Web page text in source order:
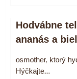
Hodvábne
ananás a
osmother, ktorý
Hýčkajte...